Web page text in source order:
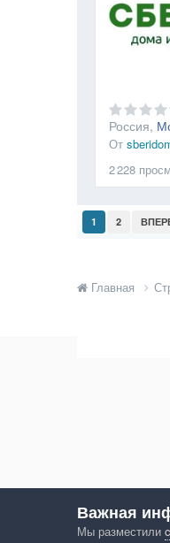
Россия,
От
2 228
1 2
Главная
Важная
Мы разместили